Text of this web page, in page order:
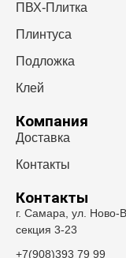
ПВХ-Плитка
Плинтуса
Подложка
Клей
Компания
Доставка
Контакты
Контакты
г. Самара, ул. Ново-
секция 3-23
+7(908)393 79 99